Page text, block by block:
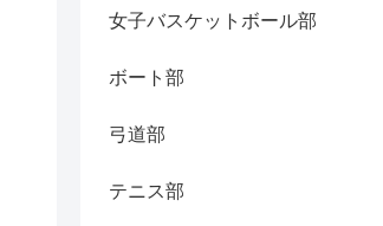
女子バスケットボール部
ボート部
弓道部
テニス部